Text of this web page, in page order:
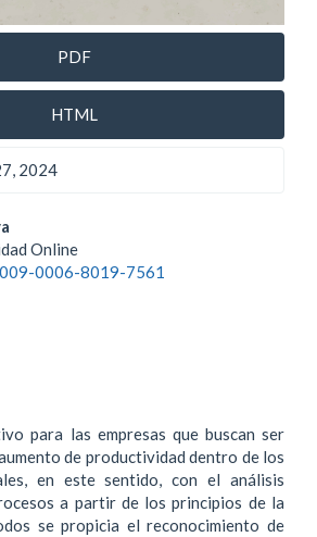
PDF
HTML
2024
Online
0006-8019-7561
para las empresas que buscan ser
de productividad dentro de los
en este sentido, con el análisis
a partir de los principios de la
se propicia el reconocimiento de